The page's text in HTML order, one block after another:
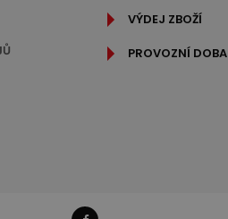
VÝDEJ ZBOŽÍ
PROVOZNÍ DOBA